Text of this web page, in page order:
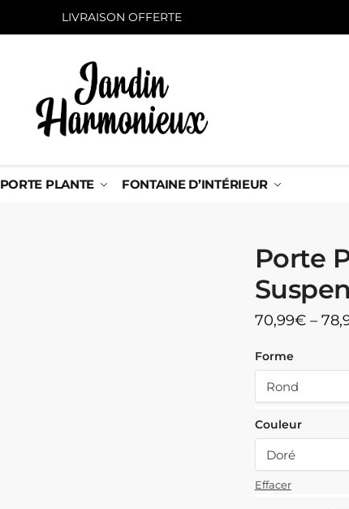
LIVRAISON OFFERTE
PORTE PLANTE FONTAINE D’INTÉRIEUR
Porte
70,99€–
Forme
Couleur
Effacer